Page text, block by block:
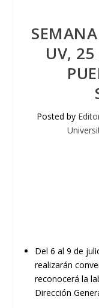
UV, 25
Posted by
Del 6 al 9 de
realizarán
reconocerá la
Dirección